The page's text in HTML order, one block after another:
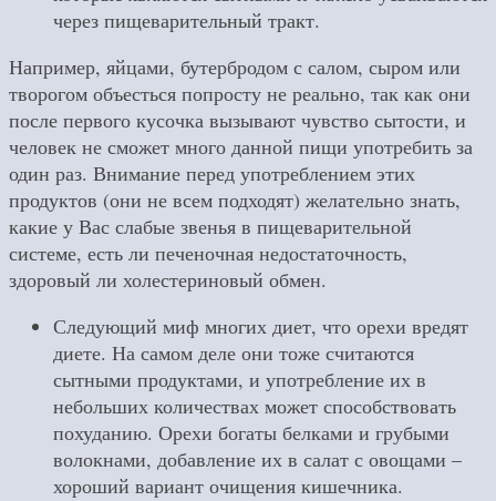
через пищеварительный тракт.
Например, яйцами, бутербродом с салом, сыром или
творогом объесться попросту не реально, так как они
после первого кусочка вызывают чувство сытости, и
человек не сможет много данной пищи употребить за
один раз. Внимание перед употреблением этих
продуктов (они не всем подходят) желательно знать,
какие у Вас слабые звенья в пищеварительной
системе, есть ли печеночная недостаточность,
здоровый ли холестериновый обмен.
Следующий миф многих диет, что орехи вредят
диете. На самом деле они тоже считаются
сытными продуктами, и употребление их в
небольших количествах может способствовать
похуданию. Орехи богаты белками и грубыми
волокнами, добавление их в салат с овощами –
хороший вариант очищения кишечника.